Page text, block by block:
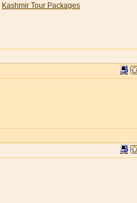
Kashmir Tour Packages